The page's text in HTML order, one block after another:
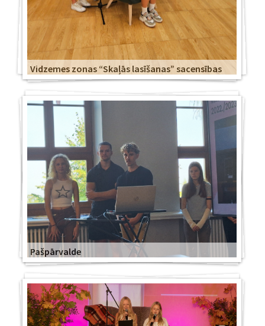
Vidzemes zonas “Skaļās lasīšanas” sacensības
Pašpārvalde